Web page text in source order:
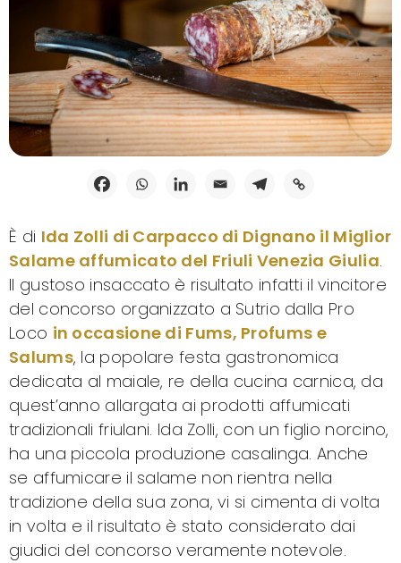
È di Ida Zolli di Carpacco di Dignano il Miglior
Salame affumicato del Friuli Venezia Giulia.
Il gustoso insaccato è risultato infatti il vincitore
del concorso organizzato a Sutrio dalla Pro
Loco in occasione di Fums, Profums e
Salums, la popolare festa gastronomica
dedicata al maiale, re della cucina carnica, da
quest’anno allargata ai prodotti affumicati
tradizionali friulani. Ida Zolli, con un figlio norcino,
ha una piccola produzione casalinga. Anche
se affumicare il salame non rientra nella
tradizione della sua zona, vi si cimenta di volta
in volta e il risultato è stato considerato dai
giudici del concorso veramente notevole.